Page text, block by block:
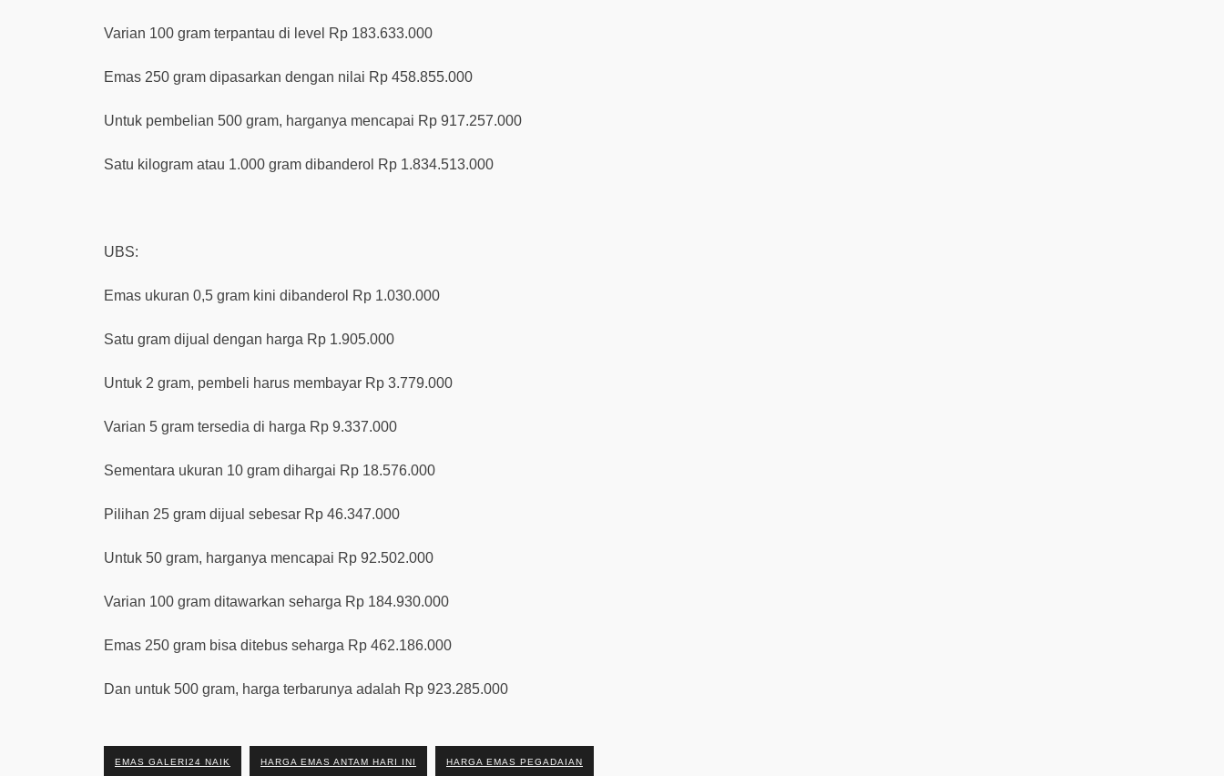
Varian 100 gram terpantau di level Rp 183.633.000
Emas 250 gram dipasarkan dengan nilai Rp 458.855.000
Untuk pembelian 500 gram, harganya mencapai Rp 917.257.000
Satu kilogram atau 1.000 gram dibanderol Rp 1.834.513.000
UBS:
Emas ukuran 0,5 gram kini dibanderol Rp 1.030.000
Satu gram dijual dengan harga Rp 1.905.000
Untuk 2 gram, pembeli harus membayar Rp 3.779.000
Varian 5 gram tersedia di harga Rp 9.337.000
Sementara ukuran 10 gram dihargai Rp 18.576.000
Pilihan 25 gram dijual sebesar Rp 46.347.000
Untuk 50 gram, harganya mencapai Rp 92.502.000
Varian 100 gram ditawarkan seharga Rp 184.930.000
Emas 250 gram bisa ditebus seharga Rp 462.186.000
Dan untuk 500 gram, harga terbarunya adalah Rp 923.285.000
EMAS GALERI24 NAIK HARGA EMAS ANTAM HARI INI HARGA EMAS PEGADAIAN